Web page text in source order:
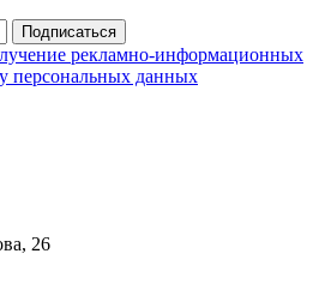
рекламно-информационных
персональных данных
26